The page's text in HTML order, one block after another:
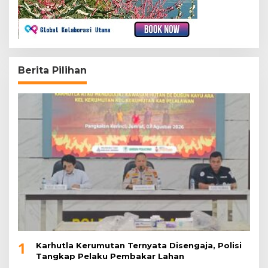
Berita Pilihan
1
Karhutla Kerumutan Ternyata Disengaja, Polisi
Tangkap Pelaku Pembakar Lahan